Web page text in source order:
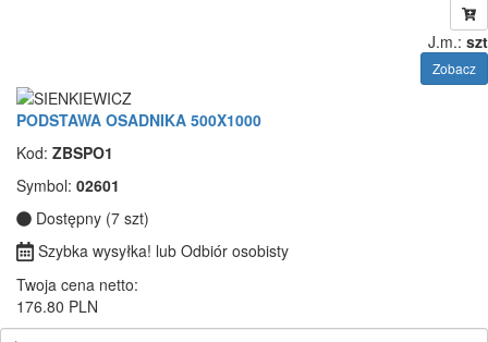
J.m.: szt
Zobacz
PODSTAWA OSADNIKA 500X1000
Kod: ZBSPO1
Symbol: 02601
Dostępny (7 szt)
Szybka wysyłka! lub Odbiór osobisty
Twoja cena netto:
176.80 PLN